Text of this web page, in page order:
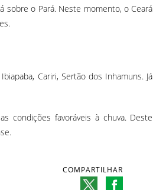
sobre o Pará. Neste momento, o Ceará
Cariri, Sertão dos Inhamuns. Já
condições favoráveis à chuva. Deste
COMPARTILHAR